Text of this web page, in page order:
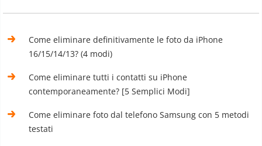
Come eliminare definitivamente le foto da iPhone
16/15/14/13? (4 modi)
Come eliminare tutti i contatti su iPhone
contemporaneamente? [5 Semplici Modi]
Come eliminare foto dal telefono Samsung con 5 metodi
testati